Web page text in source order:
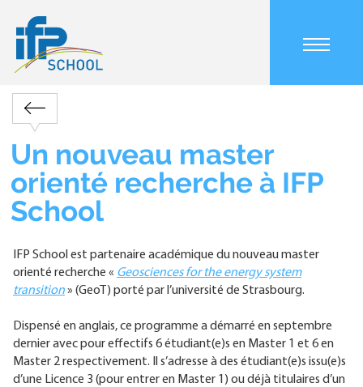
Main
navigation
mobile
Fil
d'Ariane
Retour
Un nouveau master
orienté recherche à IFP
School
IFP School est partenaire académique du nouveau master
orienté recherche « Geosciences for the energy system
transition» (GeoT) porté par l’université de Strasbourg.
Dispensé en anglais, ce programme a démarré en septembre
dernier avec pour effectifs 6 étudiant(e)s en Master 1 et 6 en
Master 2 respectivement. Il s’adresse à des étudiant(e)s issu(e)s
d’une Licence 3 (pour entrer en Master 1) ou déjà titulaires d’un